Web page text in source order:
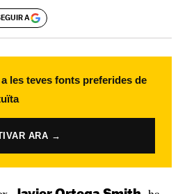
A
les teves fonts preferides de
ARA →